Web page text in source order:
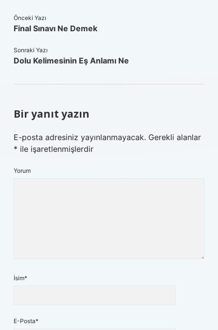
Önceki Yazı
Final Sınavı Ne Demek
Sonraki Yazı
Dolu Kelimesinin Eş Anlamı Ne
Bir yanıt yazın
E-posta adresiniz yayınlanmayacak. Gerekli alanlar
* ile işaretlenmişlerdir
Yorum
İsim*
E-Posta*